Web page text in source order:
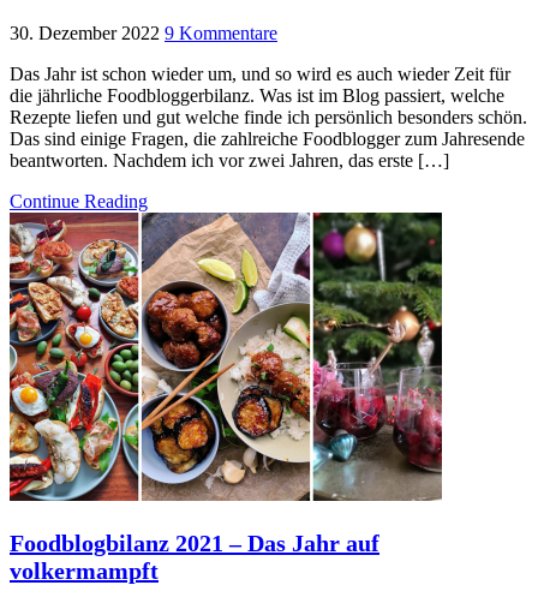
30. Dezember 2022 9 Kommentare
Das Jahr ist schon wieder um, und so wird es auch wieder Zeit für
die jährliche Foodbloggerbilanz. Was ist im Blog passiert, welche
Rezepte liefen und gut welche finde ich persönlich besonders schön.
Das sind einige Fragen, die zahlreiche Foodblogger zum Jahresende
beantworten. Nachdem ich vor zwei Jahren, das erste […]
Continue Reading
Foodblogbilanz 2021 – Das Jahr auf
volkermampft